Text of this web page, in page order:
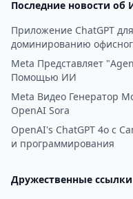
Последние новости об
Приложение ChatGPT
доминированию
Meta Представляет
Помощью ИИ
Meta Видео Генератор
OpenAI Sora
OpenAI's ChatGPT 4o с
и программирования
Дружественные ссылки